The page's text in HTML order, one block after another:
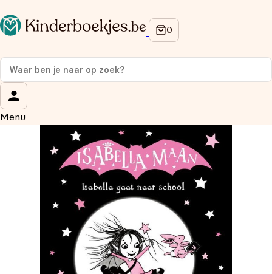
Menu
Op de hoogte blijven van onze acties?
Meld je aan voor onze nieuwsbrief en ontvang
korting
Wat is je voornaam?
Wat is je e-mailadres?*
Aanmelden
We gebruiken je gegevens om contact op te nemen, in
overeenstemming met ons
privacybeleid.